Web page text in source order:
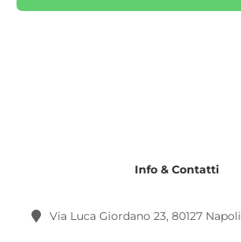
Info & Contatti
Via Luca Giordano 23, 80127 Napoli